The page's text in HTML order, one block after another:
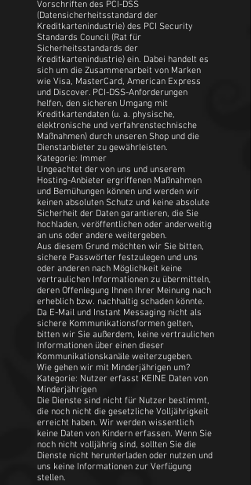
Vorschriften des PCI-DSS
(Datensicherheitsstandard der
Kreditkartenindustrie) des PCI Security
Standards Council (Rat für
Sicherheitsstandards der
Kreditkartenindustrie) ein. Dabei handelt es
sich um die Zusammenarbeit von Marken
wie Visa, MasterCard, American Express
und Discover. PCI-DSS-Anforderungen
helfen, den sicheren Umgang mit
Kreditkartendaten (u. a. physische,
elektronische und verfahrenstechnische
Maßnahmen) durch unseren Shop und die
Dienstanbieter zu gewährleisten.
Kategorie: Immer
Ungeachtet der von uns und unserem
Hosting-Anbieter ergriffenen Maßnahmen
und Bemühungen können und werden wir
keinen absoluten Schutz und keine absolute
Sicherheit der Daten garantieren, die Sie
hochladen, veröffentlichen oder anderweitig
an uns oder andere weitergeben.
Aus diesem Grund möchten wir Sie bitten,
sichere Passwörter festzulegen und uns
oder anderen nach Möglichkeit keine
vertraulichen Informationen zu übermitteln,
deren Offenlegung Ihnen Ihrer Meinung nach
erheblich bzw. nachhaltig schaden könnte.
Da E-Mail und Instant Messaging nicht als
sichere Kommunikationsformen gelten,
bitten wir Sie außerdem, keine vertraulichen
Informationen über einen dieser
Kommunikationskanäle weiterzugeben.
Wie gehen wir mit Minderjährigen um?
Kategorie: Nutzer erfasst KEINE Daten von
Minderjährigen
Die Dienste sind nicht für Nutzer bestimmt,
die noch nicht die gesetzliche Volljährigkeit
erreicht haben. Wir werden wissentlich
keine Daten von Kindern erfassen. Wenn Sie
noch nicht volljährig sind, sollten Sie die
Dienste nicht herunterladen oder nutzen und
uns keine Informationen zur Verfügung
stellen.